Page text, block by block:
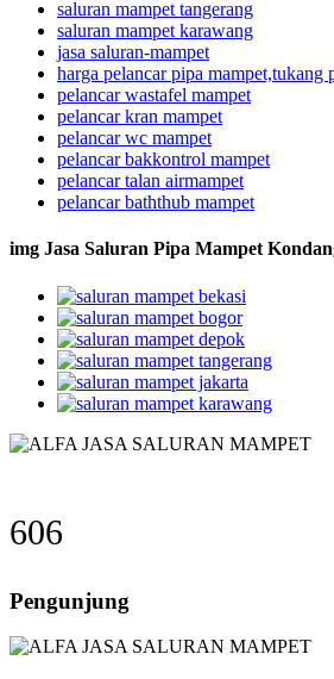
saluran mampet tangerang
saluran mampet karawang
jasa saluran-mampet
harga pelancar pipa mampet,tukang
pelancar wastafel mampet
pelancar kran mampet
pelancar wc mampet
pelancar bakkontrol mampet
pelancar talan airmampet
pelancar baththub mampet
img Jasa Saluran Pipa Mampet
606
Pengunjung